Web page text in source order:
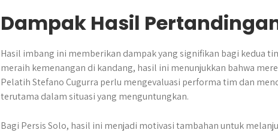
Dampak Hasil
Hasil imbang ini memberikan dampak yang signifikan bagi kedua
meraih kemenangan di kandang, hasil ini menunjukkan bahwa
Pelatih Stefano Cugurra perlu mengevaluasi performa tim dan
terutama dalam situasi yang menguntungkan.
Bagi Persis Solo, hasil ini menjadi motivasi tambahan untuk